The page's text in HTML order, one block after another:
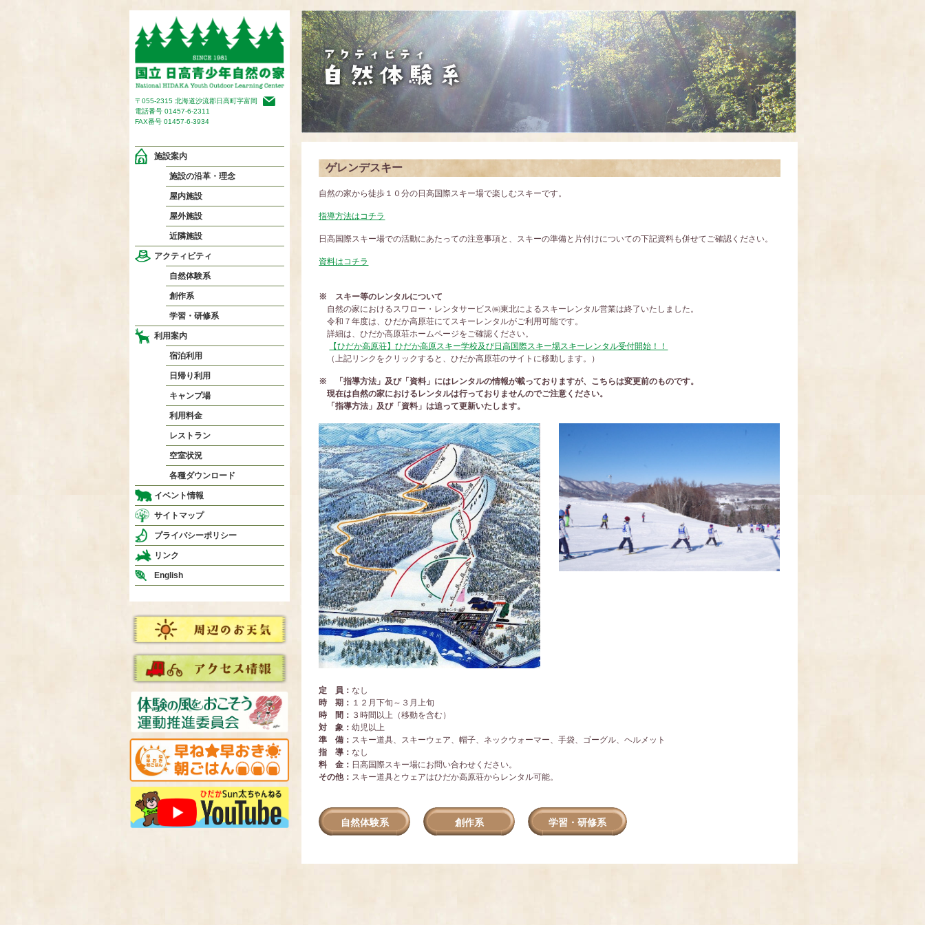
〒055-2315 北海道沙流郡日高町字富岡
電話番号 01457-6-2311
FAX番号 01457-6-3934
施設案内
施設の沿革・理念
屋内施設
屋外施設
近隣施設
アクティビティ
自然体験系
創作系
学習・研修系
利用案内
宿泊利用
日帰り利用
キャンプ場
利用料金
レストラン
空室状況
各種ダウンロード
イベント情報
サイトマップ
プライバシーポリシー
リンク
English
ゲレンデスキー
自然の家から徒歩１０分の日高国際スキー場で楽しむスキーです。
指導方法はコチラ
日高国際スキー場での活動にあたっての注意事項と、スキーの準備と片付けについての下記資料も併せてご確認ください。
資料はコチラ
※ スキー等のレンタルについて
自然の家におけるスワロー・レンタサービス㈱東北によるスキーレンタル営業は終了いたしました。
令和７年度は、ひだか高原荘にてスキーレンタルがご利用可能です。
詳細は、ひだか高原荘ホームページをご確認ください。
【ひだか高原荘】ひだか高原スキー学校及び日高国際スキー場スキーレンタル受付開始！！
（上記リンクをクリックすると、ひだか高原荘のサイトに移動します。）
※ 「指導方法」及び「資料」にはレンタルの情報が載っておりますが、こちらは変更前のものです。
現在は自然の家におけるレンタルは行っておりませんのでご注意ください。
「指導方法」及び「資料」は追って更新いたします。
定 員：なし
時 期： １２月下旬～３月上旬
時 間： ３時間以上（移動を含む）
対 象：幼児以上
準 備： スキー道具、スキーウェア、帽子、ネックウォーマー、手袋、ゴーグル、ヘルメット
指 導：なし
料 金： 日高国際スキー場にお問い合わせください。
その他： スキー道具とウェアはひだか高原荘からレンタル可能。
自然体験系 創作系 学習・研修系